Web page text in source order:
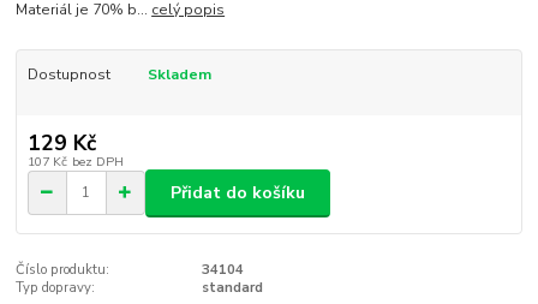
Materiál je 70% b... celý popis
Dostupnost Skladem
129 Kč
107 Kč bez DPH
Přidat do košíku
Číslo produktu:
34104
Typ dopravy:
standard